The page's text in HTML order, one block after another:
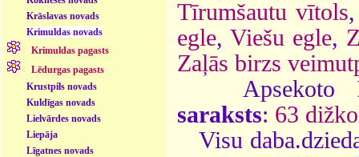
Krāslavas novads
Krimuldas novads
Krimuldas pagasts
Lēdurgas pagasts
Krustpils novads
Kuldīgas novads
Lielvārdes novads
Liepāja
Līgatnes novads
Tīrumšautu vītols
egle, Viešu egle,
Zaļās birzs
Apsekoto
saraksts: 63
Visu